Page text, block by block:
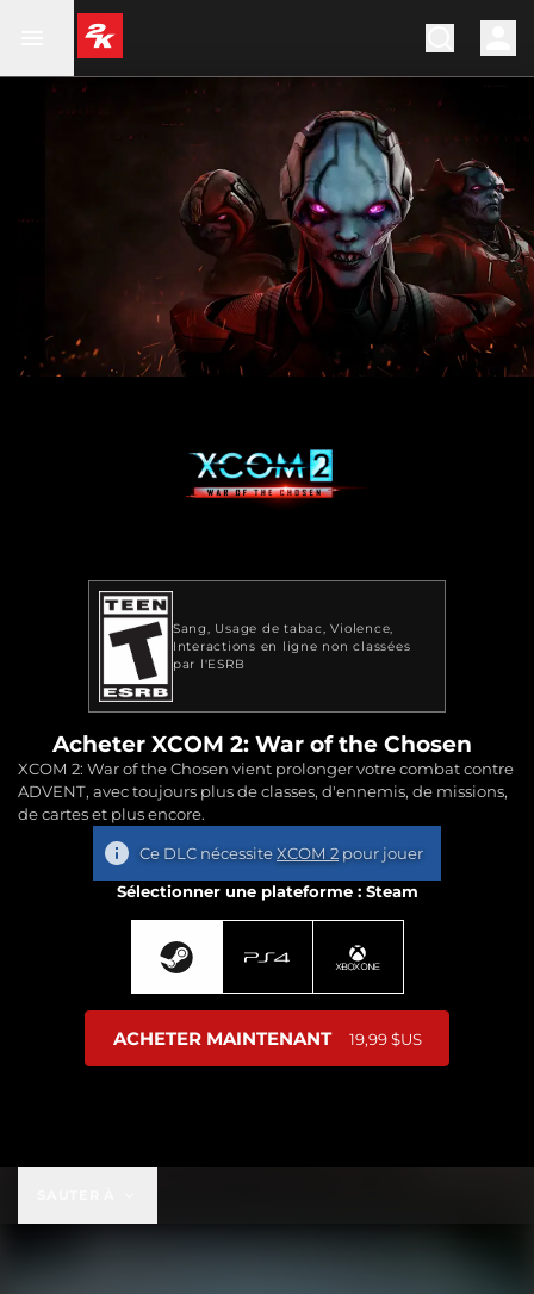
Sang Usage de tabac Violence
Interactions en ligne non classées
par l'ESRB
Acheter XCOM 2: War of the Chosen
XCOM 2: War of the Chosen vient prolonger votre combat contre
ADVENT, avec toujours plus de classes, d'ennemis, de missions,
de cartes et plus encore.
Ce DLC nécessiteXCOM 2pour jouer
Sélectionner une plateforme : Steam
ACHETER MAINTENANT 19,99 $US